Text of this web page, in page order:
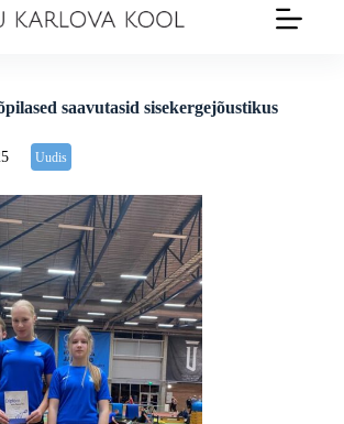
saavutasid sisekergejõustikus
Uudis